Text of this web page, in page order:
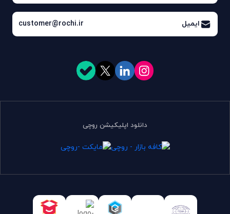
ایمیل customer@rochi.ir
دانلود اپلیکیشن روچی